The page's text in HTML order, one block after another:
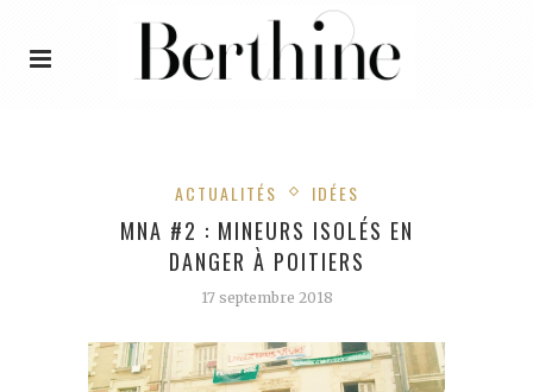
ACTUALITÉS IDÉES
MNA #2 : MINEURS ISOLÉS EN
DANGER À POITIERS
17 septembre 2018